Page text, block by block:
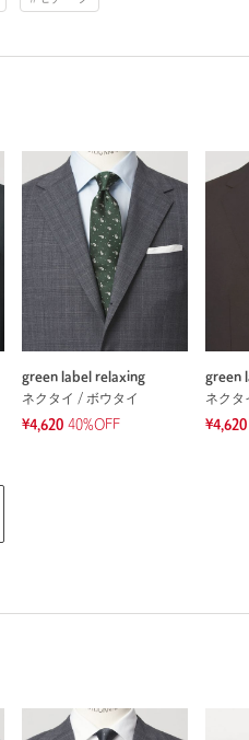
green label relaxing
ネクタイ / ボウタイ
¥4,620 40%OFF
green
ネクタ
¥4,620